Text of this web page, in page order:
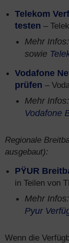
Telekom
testen –
Mehr Infos:
sowie
Vodafone
prüfen –
Mehr Infos:
Vodafone
Regionale
ausgebaut):
PŸUR
in Teilen von
Mehr Infos:
Pyur
Wenn die